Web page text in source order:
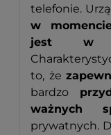
telefonie.
w
jest w
to, że
bardzo
ważnych
prywatnych.